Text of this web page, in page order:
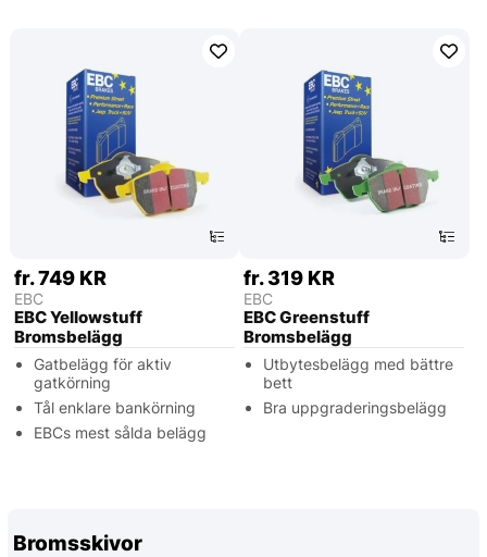
fr. 749 KR
EBC
EBC Yellowstuff
Bromsbelägg
Gatbelägg för aktiv
gatkörning
Tål enklare bankörning
EBCs mest sålda belägg
fr. 319 KR
EBC
EBC Greenstuff
Bromsbelägg
Utbytesbelägg med bättre
bett
Bra uppgraderingsbelägg
Bromsskivor